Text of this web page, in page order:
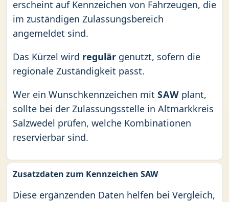
erscheint auf Kennzeichen von Fahrzeugen, die
im zuständigen Zulassungsbereich
angemeldet sind.
Das Kürzel wird regulär genutzt, sofern die
regionale Zuständigkeit passt.
Wer ein Wunschkennzeichen mit SAW plant,
sollte bei der Zulassungsstelle in Altmarkkreis
Salzwedel prüfen, welche Kombinationen
reservierbar sind.
Zusatzdaten zum Kennzeichen SAW
Diese ergänzenden Daten helfen bei Vergleich,